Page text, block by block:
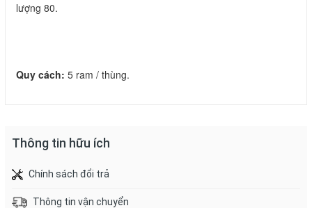
lượng 80.
Quy cách: 5 ram / thùng.
Thông tin hữu ích
Chính sách đổi trả
Thông tin vận chuyển